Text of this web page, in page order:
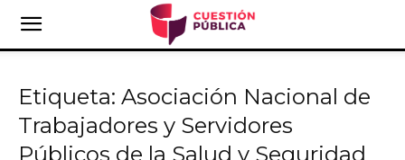
Etiqueta: Asociación Nacional de
Trabajadores y Servidores
Públicos de la Salud y Seguridad